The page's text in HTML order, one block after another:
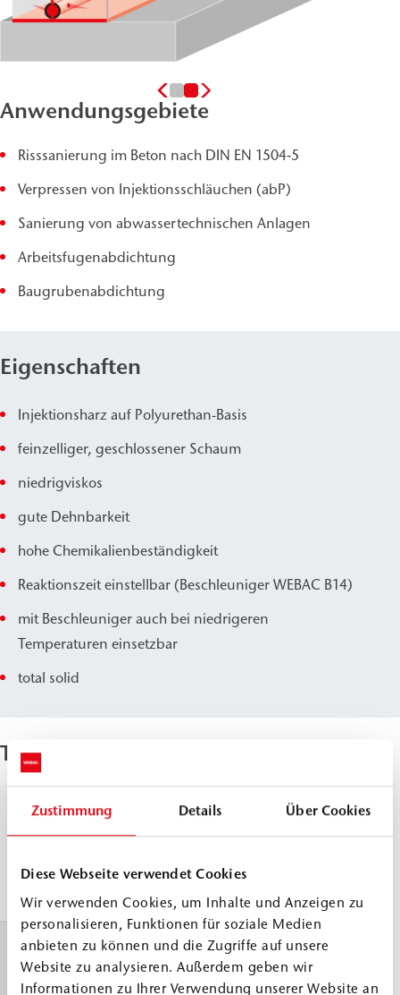
Zustimmung Details Über Cookies
Diese Webseite verwendet Cookies
Wir verwenden Cookies, um Inhalte und Anzeigen zu
personalisieren, Funktionen für soziale Medien
anbieten zu können und die Zugriffe auf unsere
Website zu analysieren. Außerdem geben wir
Informationen zu Ihrer Verwendung unserer Website an
Anwendungsgebiete
Risssanierung im Beton nach DIN EN 1504‑5
Verpressen von Injektionsschläuchen (abP)
Sanierung von abwassertechnischen Anlagen
Arbeitsfugenabdichtung
Baugrubenabdichtung
Eigenschaften
Injektionsharz auf Polyurethan-Basis
feinzelliger, geschlossener Schaum
niedrigviskos
gute Dehnbarkeit
hohe Chemikalienbeständigkeit
Reaktionszeit einstellbar (Beschleuniger WEBAC B14)
mit Beschleuniger auch bei niedrigeren
Temperaturen einsetzbar
total solid
Technische Parameter
Dichte, 20 °C
DIN ISO 2811
Komp.
A
≈
g/
Topfzeit
WEBAC Prüfvorschrift angelehnt